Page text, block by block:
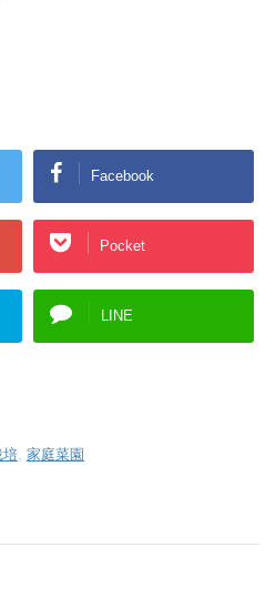
Facebook
Pocket
LINE
培 家庭菜園